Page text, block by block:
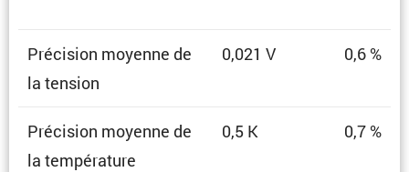
Préci­sion moyenne de
la tension
0,021 V 0,6 %
Préci­sion moyenne de
la température
0,5 K 0,7 %